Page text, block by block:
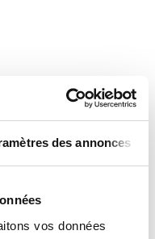
des annonces
vos données